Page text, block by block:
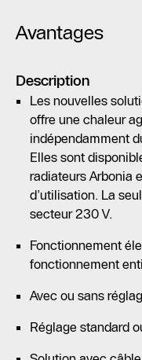
Avantages
Description
Les nouvelles
offre une chaleur
indépendamment
Elles sont
radiateurs Arbonia
d’utilisation. La
secteur 230 V.
Fonctionnement
fonctionnement
Avec ou sans
Réglage standard